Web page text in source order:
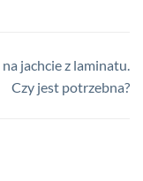
jachcie z laminatu.
Czy jest potrzebna?